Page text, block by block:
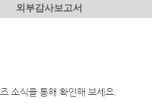
외부감사보고서
소식을 통해 확인해 보세요.